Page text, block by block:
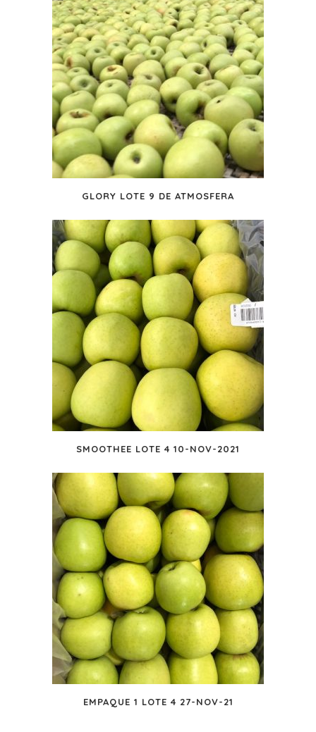
GLORY LOTE 9 DE ATMOSFERA
SMOOTHEE LOTE 4 10-NOV-2021
EMPAQUE 1 LOTE 4 27-NOV-21